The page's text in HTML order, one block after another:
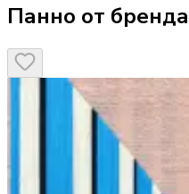
Панно от бренда